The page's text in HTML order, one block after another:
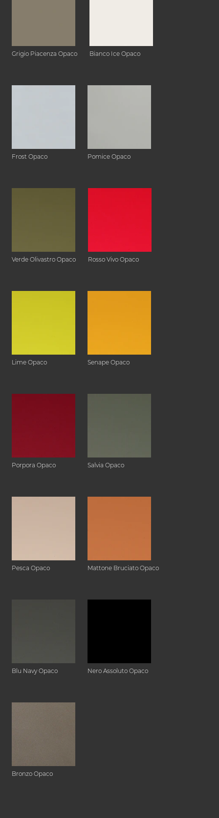
Grigio Piacenza Opaco Bianco Ice Opaco
Frost Opaco Pomice Opaco
Verde Olivastro Opaco Rosso Vivo Opaco
Lime Opaco Senape Opaco
Porpora Opaco Salvia Opaco
Pesca Opaco Mattone Bruciato Opaco
Blu Navy Opaco Nero Assoluto Opaco
Bronzo Opaco